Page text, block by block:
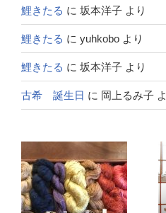
鯉きたる に 坂本洋子 より
鯉きたる に yuhkobo より
鯉きたる に 坂本洋子 より
古希 誕生日 に 岡上るみ子